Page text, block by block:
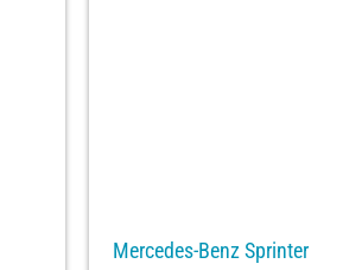
Mercedes-Benz Sprinter